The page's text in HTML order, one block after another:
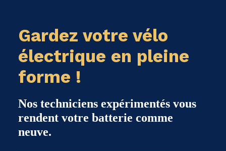
Gardez votre vélo
électrique en pleine
forme !
Nos techniciens expérimentés vous
rendent votre batterie comme
neuve.